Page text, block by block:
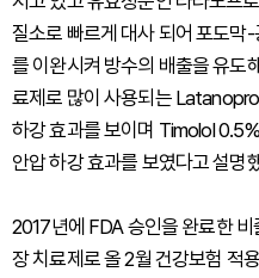
질소로 빠르게 대사 되어 포도막
를 이완시켜 방수의 배출을 유도
료제로 많이 사용되는
하강 효과를 보이며 Timolol
안압 하강 효과를 보였다고 설명
2017년에 FDA 승인을 완료한 비
장 치료제로 올 2월 건강보험 적